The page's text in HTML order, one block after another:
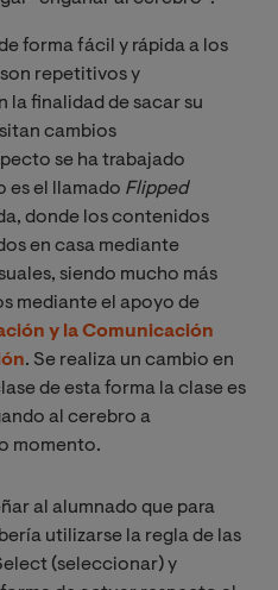
forma fácil y rápida a los
repetitivos y
la finalidad de sacar su
cambios
se ha trabajado
es el llamado Flipped
donde los contenidos
en casa mediante
siendo mucho más
mediante el apoyo de
y la Comunicación
. Se realiza un cambio en
de esta forma la clase es
al cerebro a
momento.
al alumnado que para
utilizarse la regla de las
(seleccionar) y